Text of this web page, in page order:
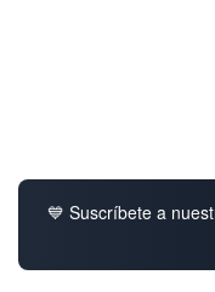
💙 Suscríbete a